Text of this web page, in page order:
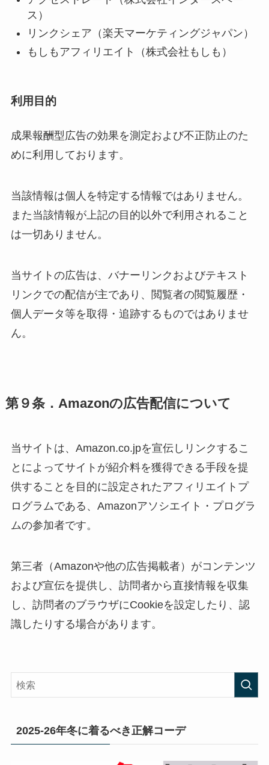
ス）
リンクシェア（楽天マーケティングジャパン）
もしもアフィリエイト（株式会社もしも）
利用目的
成果報酬型広告の効果を測定および不正防止のた
めに利用しております。
当該情報は個人を特定する情報ではありません。
また当該情報が上記の目的以外で利用されること
は一切ありません。
当サイトの広告は、バナーリンクおよびテキスト
リンクでの配信が主であり、閲覧者の閲覧履歴・
個人データ等を取得・追跡するものではありませ
ん。
第９条．Amazonの広告配信について
当サイトは、Amazon.co.jpを宣伝しリンクするこ
とによってサイトが紹介料を獲得できる手段を提
供することを目的に設定されたアフィリエイトプ
ログラムである、Amazonアソシエイト・プログラ
ムの参加者です。
第三者（Amazonや他の広告掲載者）がコンテンツ
および宣伝を提供し、訪問者から直接情報を収集
し、訪問者のブラウザにCookieを設定したり、認
識したりする場合があります。
2025-26年冬に着るべき正解コーデ